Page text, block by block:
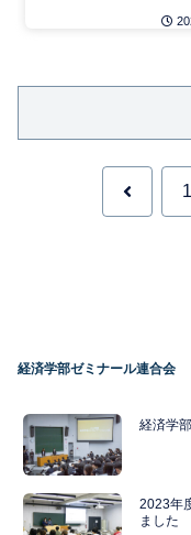
前 1
経済学部ゼミナール連合会
経済学
2023年
ました